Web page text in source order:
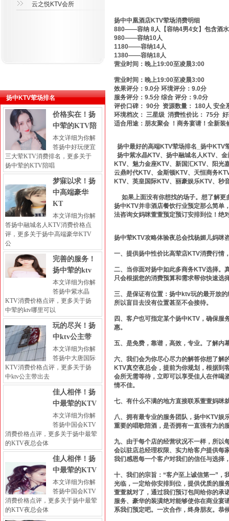
云之悦KTV会所
扬中中凰酒店KTV荤场消费明细
880——容纳 8人【容纳4男4女】包含酒水
980——容纳10人
1180——容纳14人
1380——容纳18人
营业时间：晚上19:00至凌晨3:00
营业时间：晚上19:00至凌晨3:00
效果评分：9.0分 环境评分：9.0分
服务评分：9.5分 综合 评分：9.0分
评价口碑： 90分 资源数量： 180人 安全
环境档次： 三星级 消费性价比： 75分
适合用途：朋友聚会 ！商务宴请！全新
扬中最好的高端KTV荤场排名_扬中KTV
扬中紫水晶KTV、扬中融城名人KTV、
KTV、魅力金座KTV、新国汇KTV、阳光
云鼎时代KTV、金斯顿KTV、天恒商务
KTV、英皇国际KTV、丽豪娱乐KTV、秒
如果上面没有你想找的场子。想了解更
扬中KTV并非酒店餐饮行业预定那么简单
法咨询女妈咪萱萱预定预订安排到位！绝
扬中荤KTV攻略体验夜总会找杨媚儿妈咪
一、提供扬中性价比高荤店KTV消费行情
二、当你面对扬中如此多商务KTV选择。
只会根据您的消费预算和需求帮你快速选
三、是保证有位置：扬中ktv玩的最开放
所以盲目去没有位置甚至不会接待。
四、客户也可指定某个扬中KTV，确保服
惠。
五、是免费，靠谱，高效，专业。了解内
六、我们会为你尽心尽力的解答你想了解
KTV真空夜总会，提前为你规划，根据到
会所无需等待，立即可以享受佳人在伴喝
情不佳。
七、有什么不满的地方直接联系萱萱妈咪
八、拥有最专业的服务团队，扬中KTV娱
重要的唱歌陪酒，是否拥有一直强有力的
九、由于每个店的经营状况不一样，所以
会以驻店总经理权限、实力给客户提供每
我们感恩每一个客户对我们的信任与选择
十、我们的宗旨：“客户至上诚信第一”，
光临，一定给你安排到位，提供优质的服
萱萱就对了，通过我们预订包间给你的承
服务、豪华的装潢绝对能够使你在商业宴
系我们预定吧。一次合作，终身朋友。恭
扬中KTV荤场排名
价格实在！扬
中荤的KTV陪
本文详细为你解
答扬中好玩便宜
三大荤KTV消费排名，更多关于
扬中荤的KTV陪唱
梦寐以求！扬
中高端豪华
KT
本文详细为你解
答扬中融城名人KTV消费价格点
评，更多关于扬中高端豪华KTV
公
完善的服务！
扬中荤的ktv
本文详细为你解
答扬中紫水晶
KTV消费价格点评，更多关于扬
中荤的ktv哪里可以
玩的尽兴！扬
中ktv公主带
本文详细为你解
答扬中大唐国际
KTV消费价格点评，更多关于扬
中ktv公主带出去
佳人相伴！扬
中最荤的KTV
本文详细为你解
答扬中国会KTV
消费价格点评，更多关于扬中最荤
的KTV夜总会体
佳人相伴！扬
中最荤的KTV
本文详细为你解
答扬中国会KTV
消费价格点评，更多关于扬中最荤
的KTV夜总会体